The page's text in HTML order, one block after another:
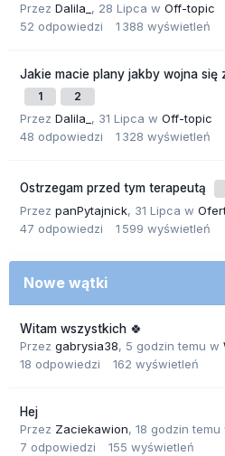
Przez Dalila_ , 28 Lipca w Off-topic
52 odpowiedzi 1 388 wyświetleń
Jakie macie plany jakby wojna się
1 2
Przez Dalila_ , 31 Lipca w Off-topic
48 odpowiedzi 1 328 wyświetleń
Ostrzegam przed tym terapeutą
Przez panPytajnick, 31 Lipca w
47 odpowiedzi 1 599 wyświetleń
Nowe wątki
Witam wszystkich 🍀
Przez gabrysia38, 5 godzin temu w
18 odpowiedzi 162 wyświetleń
Hej
Przez Zaciekawion, 18 godzin temu
7 odpowiedzi 155 wyświetleń